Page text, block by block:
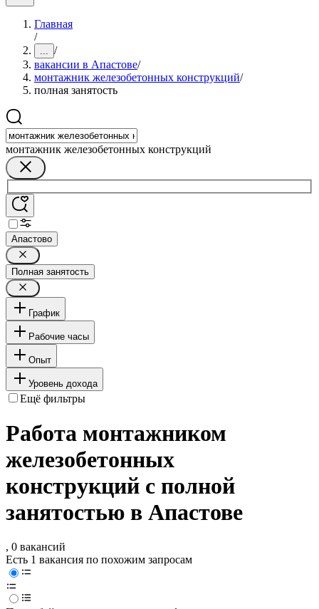
Главная
/
... /
вакансии в Апастове/
монтажник железобетонных конструкций/
полная занятость
монтажник железобетонных конструкций
Апастово
Полная занятость
График
Рабочие часы
Опыт
Уровень дохода
Ещё фильтры
Работа монтажником
железобетонных
конструкций с полной
занятостью в Апастове
, 0 вакансий
Есть 1 вакансия по похожим запросам